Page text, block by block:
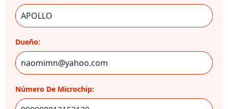
Dueño:
Número De Microchip: